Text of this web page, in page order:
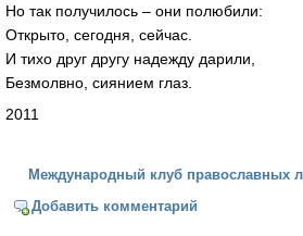
Но так получилось – они полюбили:
Открыто, сегодня, сейчас.
И тихо друг другу надежду дарили,
Безмолвно, cиянием глаз.
2011
Международный клуб православных
Добавить комментарий